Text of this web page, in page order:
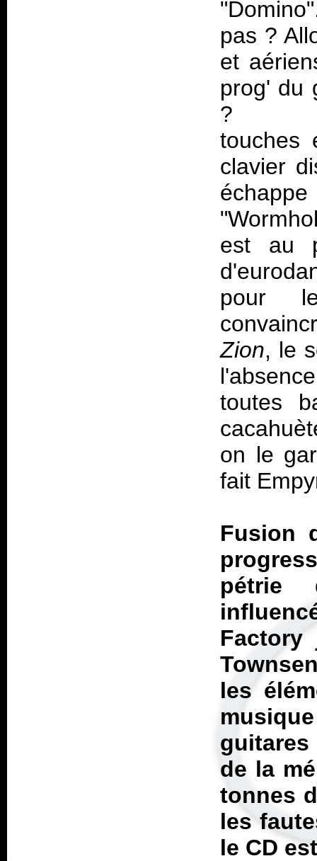
pas ?
et
prog' du
?
touches
clavier
est au
pour
Zion, le
toutes
on le
fait
Fusion
pétrie
Factory
les
de la
tonnes
les
le CD